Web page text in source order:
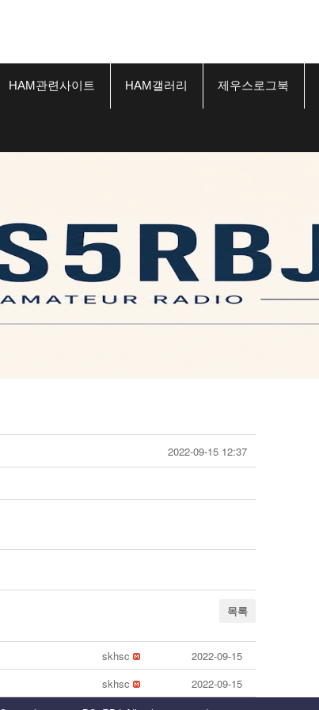
HAM관련사이트 HAM갤러리 제우스로그북
2022-09-15 12:37
목록
skhsc
2022-09-15
skhsc
2022-09-15